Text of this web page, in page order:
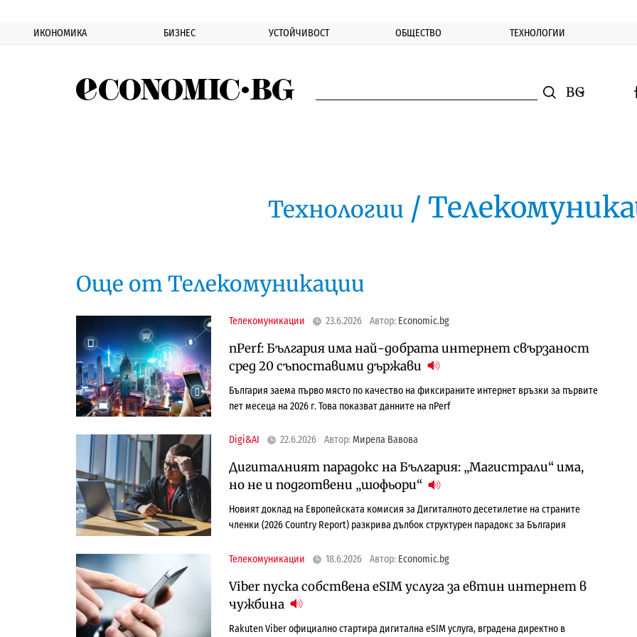
ИКОНОМИКА БИЗНЕС УСТОЙЧИВОСТ ОБЩЕСТВО ТЕХНОЛОГИИ
Смяна на
Технологии /
Още от Телекомуникации
Телекомуникации 23.6.2026 Автор: Economic.bg
nPerf: България има най-добрата интернет свързаност
сред 20 съпоставими държави
България заема първо място по качество на фиксираните интернет връзки за първите
пет месеца на 2026 г. Това показват данните на nPerf
Digi&AI 22.6.2026 Автор: Мирела Вавова
Дигиталният парадокс на България: „Магистрали“ има,
но не и подготвени „шофьори“
Новият доклад на Европейската комисия за Дигиталното десетилетие на страните
членки (2026 Country Report) разкрива дълбок структурен парадокс за България
Телекомуникации 18.6.2026 Автор: Economic.bg
Viber пуска собствена eSIM услуга за евтин интернет в
чужбина
Rakuten Viber официално стартира дигитална eSIM услуга, вградена директно в